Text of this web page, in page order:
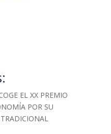
EL XX PREMIO
POR SU